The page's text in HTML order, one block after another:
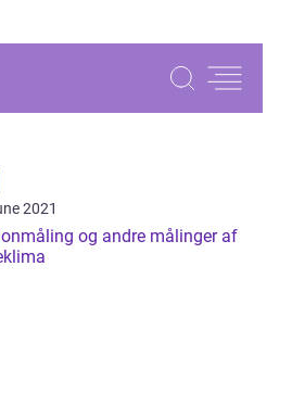
2021
og andre målinger af